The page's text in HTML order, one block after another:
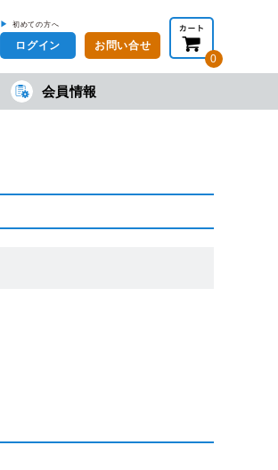
▶ 初めての方へ
ログイン
お問い合せ
0
(税抜) 円(税込)
会員情報